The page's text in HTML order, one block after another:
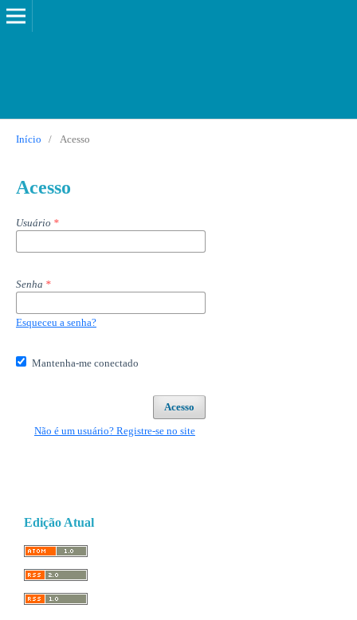
Início / Acesso
Acesso
Usuário *
Senha *
Esqueceu a senha?
Mantenha-me conectado
Acesso
Não é um usuário? Registre-se no site
Edição Atual